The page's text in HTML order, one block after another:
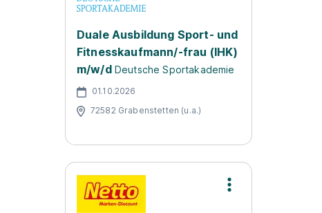
Duale Ausbildung Sport- und
Fitnesskaufmann/-frau (IHK)
m/w/d Deutsche Sportakademie
01.10.2026
72582 Grabenstetten (u.a.)